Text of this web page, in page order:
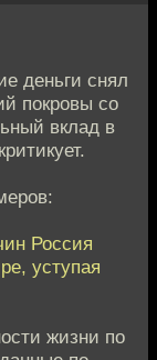
деньги снял
покровы со
вклад в
Россия
уступая
жизни по